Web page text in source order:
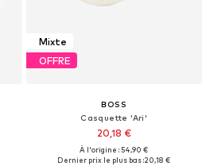
Mixte
OFFRE
BOSS
Casquette 'Ari'
20,18 €
À l'origine : 54,90 €
Dernier prix le plus bas :20,18 €